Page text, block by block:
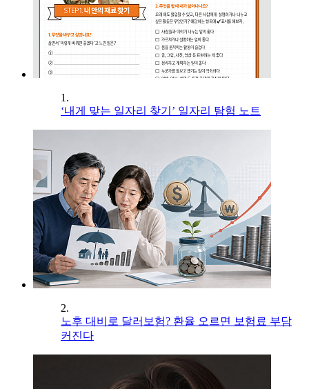
1.
‘내게 맞는 일자리 찾기’ 일자리 탐험 노트
2.
노후 대비로 달러보험? 환율 오르면 보험료 부담
커진다